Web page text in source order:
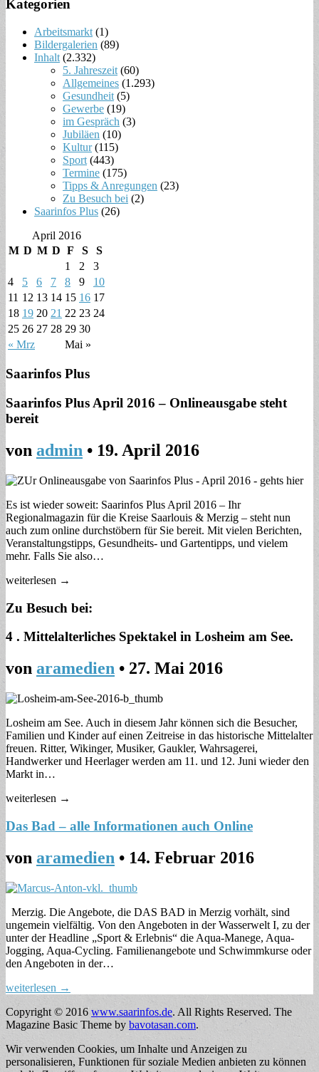
Kategorien
Arbeitsmarkt (1)
Bildergalerien (89)
Inhalt (2.332)
5. Jahreszeit (60)
Allgemeines (1.293)
Gesundheit (5)
Gewerbe (19)
im Gespräch (3)
Jubiläen (10)
Kultur(115)
Sport (443)
Termine (175)
Tipps & Anregungen (23)
Zu Besuch bei (2)
Saarinfos Plus (26)
April 2016
M D M D F S S
« Mrz Mai »
1 2
3
4
5 6 7 8 9
10
11 12 13 14 15 16 17
18 19 20 21 22 23 24
25 26 27 28 29 30
Saarinfos Plus
Saarinfos Plus April 2016 – Onlineausgabe steht
bereit
von admin • 19. April 2016
Es ist wieder soweit: Saarinfos Plus April 2016 – Ihr
Regionalmagazin für die Kreise Saarlouis & Merzig – steht nun
auch zum online durchstöbern für Sie bereit. Mit vielen Berichten,
Veranstaltungstipps, Gesundheits- und Gartentipps, und vielem
mehr. Falls Sie also…
weiterlesen →
Zu Besuch bei:
4 . Mittelalterliches Spektakel in Losheim am See.
von aramedien • 27. Mai 2016
Losheim am See. Auch in diesem Jahr können sich die Besucher,
Familien und Kinder auf einen Zeitreise in das historische Mittelalter
freuen. Ritter, Wikinger, Musiker, Gaukler, Wahrsagerei,
Handwerker und Heerlager werden am 11. und 12. Juni wieder den
Markt in…
weiterlesen →
Das Bad – alle Informationen auch Online
von aramedien • 14. Februar 2016
Merzig. Die Angebote, die DAS BAD in Merzig vorhält, sind
ungemein vielfältig. Von den Angeboten in der Wasserwelt I, zu der
unter der Headline „Sport & Erlebnis“ die Aqua-Manege, Aqua-
Jogging, Aqua-Cycling. Familienangebote und Schwimmkurse oder
den Angeboten in der…
weiterlesen →
Copyright © 2016www.saarinfos.de. All Rights Reserved. The
Magazine Basic Theme by bavotasan.com.
Wir verwenden Cookies, um Inhalte und Anzeigen zu
personalisieren, Funktionen für soziale Medien anbieten zu können